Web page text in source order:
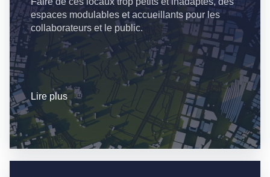
espaces modulables et accueillants pour les
collaborateurs et le public.
Lire plus